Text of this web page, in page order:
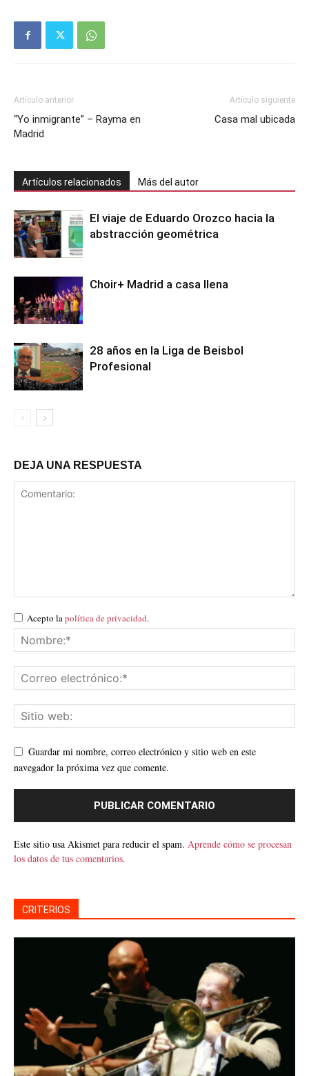
Artículo anterior
“Yo inmigrante” – Rayma en
Madrid
Artículo siguiente
Casa mal ubicada
Artículos relacionados Más del autor
El viaje de Eduardo Orozco hacia la
abstracción geométrica
Choir+ Madrid a casa llena
28 años en la Liga de Beisbol
Profesional
DEJA UNA RESPUESTA
Acepto lapolítica de privacidad.
Guardar mi nombre, correo electrónico y sitio web en este
navegador la próxima vez que comente.
Este sitio usa Akismet para reducir el spam. Aprende cómo se procesan
los datos de tus comentarios.
CRITERIOS